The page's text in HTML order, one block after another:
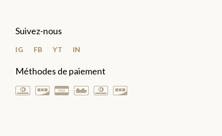
Suivez-nous
IG FB YT IN
Méthodes de paiement